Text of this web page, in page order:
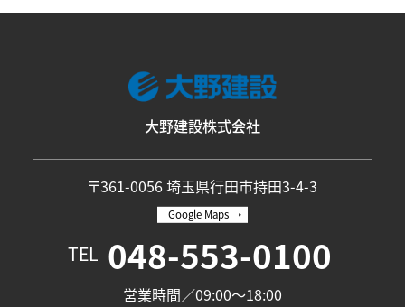
大野建設株式会社
〒361-0056 埼玉県行田市持田3-4-3
Google Maps
TEL 048-553-0100
営業時間／09:00〜18:00